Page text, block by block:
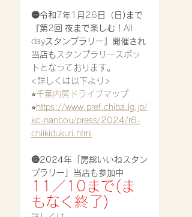
🔵令和 7年 1 月 26 日（日)まで
『第2 回 夜まで楽しむ！ All
dayスタンプラリー』開催され
当店も スタンプラリースポッ
トとなっております。
<詳しくは以下より>
⭐︎千葉内房ドライブマ ップ
⭐︎https://www.pref.chiba.lg.jp/
kc-nanbou/press/2024/r6-
chiikidukuri.html
🔵2024年「房総いいねスタン
プラリー」当店も参加中
11／10まで(ま
もなく終了)